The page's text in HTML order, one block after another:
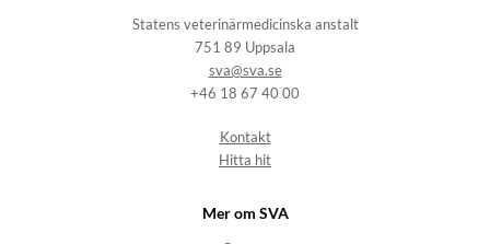
Statens veterinärmedicinska anstalt
751 89 Uppsala
sva@sva.se
+46 18 67 40 00
Kontakt
Hitta hit
Mer om SVA